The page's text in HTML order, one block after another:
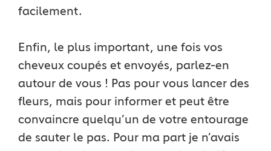
facilement.
Enfin, le plus important, une fois vos
cheveux coupés et envoyés, parlez-en
autour de vous ! Pas pour vous lancer des
fleurs, mais pour informer et peut être
convaincre quelqu’un de votre entourage
de sauter le pas. Pour ma part je n’avais